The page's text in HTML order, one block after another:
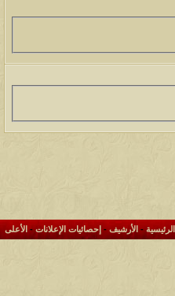
الرئيسية-الأرشيف- إحصائيات الإعلانات- الأعلى